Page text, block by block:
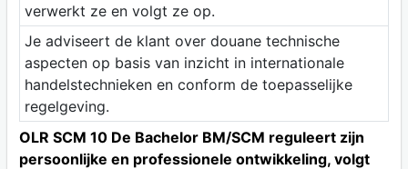
verwerkt ze en volgt ze op.
Je adviseert de klant over douane technische
aspecten op basis van inzicht in internationale
handelstechnieken en conform de toepasselijke
regelgeving.
OLR SCM 10 De Bachelor BM/SCM reguleert zijn
persoonlijke en professionele ontwikkeling, volgt